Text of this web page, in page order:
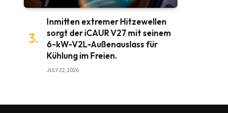
Inmitten extremer Hitzewellen
sorgt der iCAUR V27 mit seinem
6-kW-V2L-Außenauslass für
Kühlung im Freien.
JULY 22, 2026